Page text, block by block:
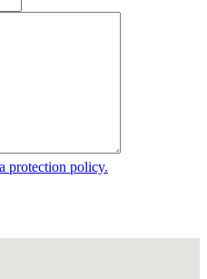
protection policy.